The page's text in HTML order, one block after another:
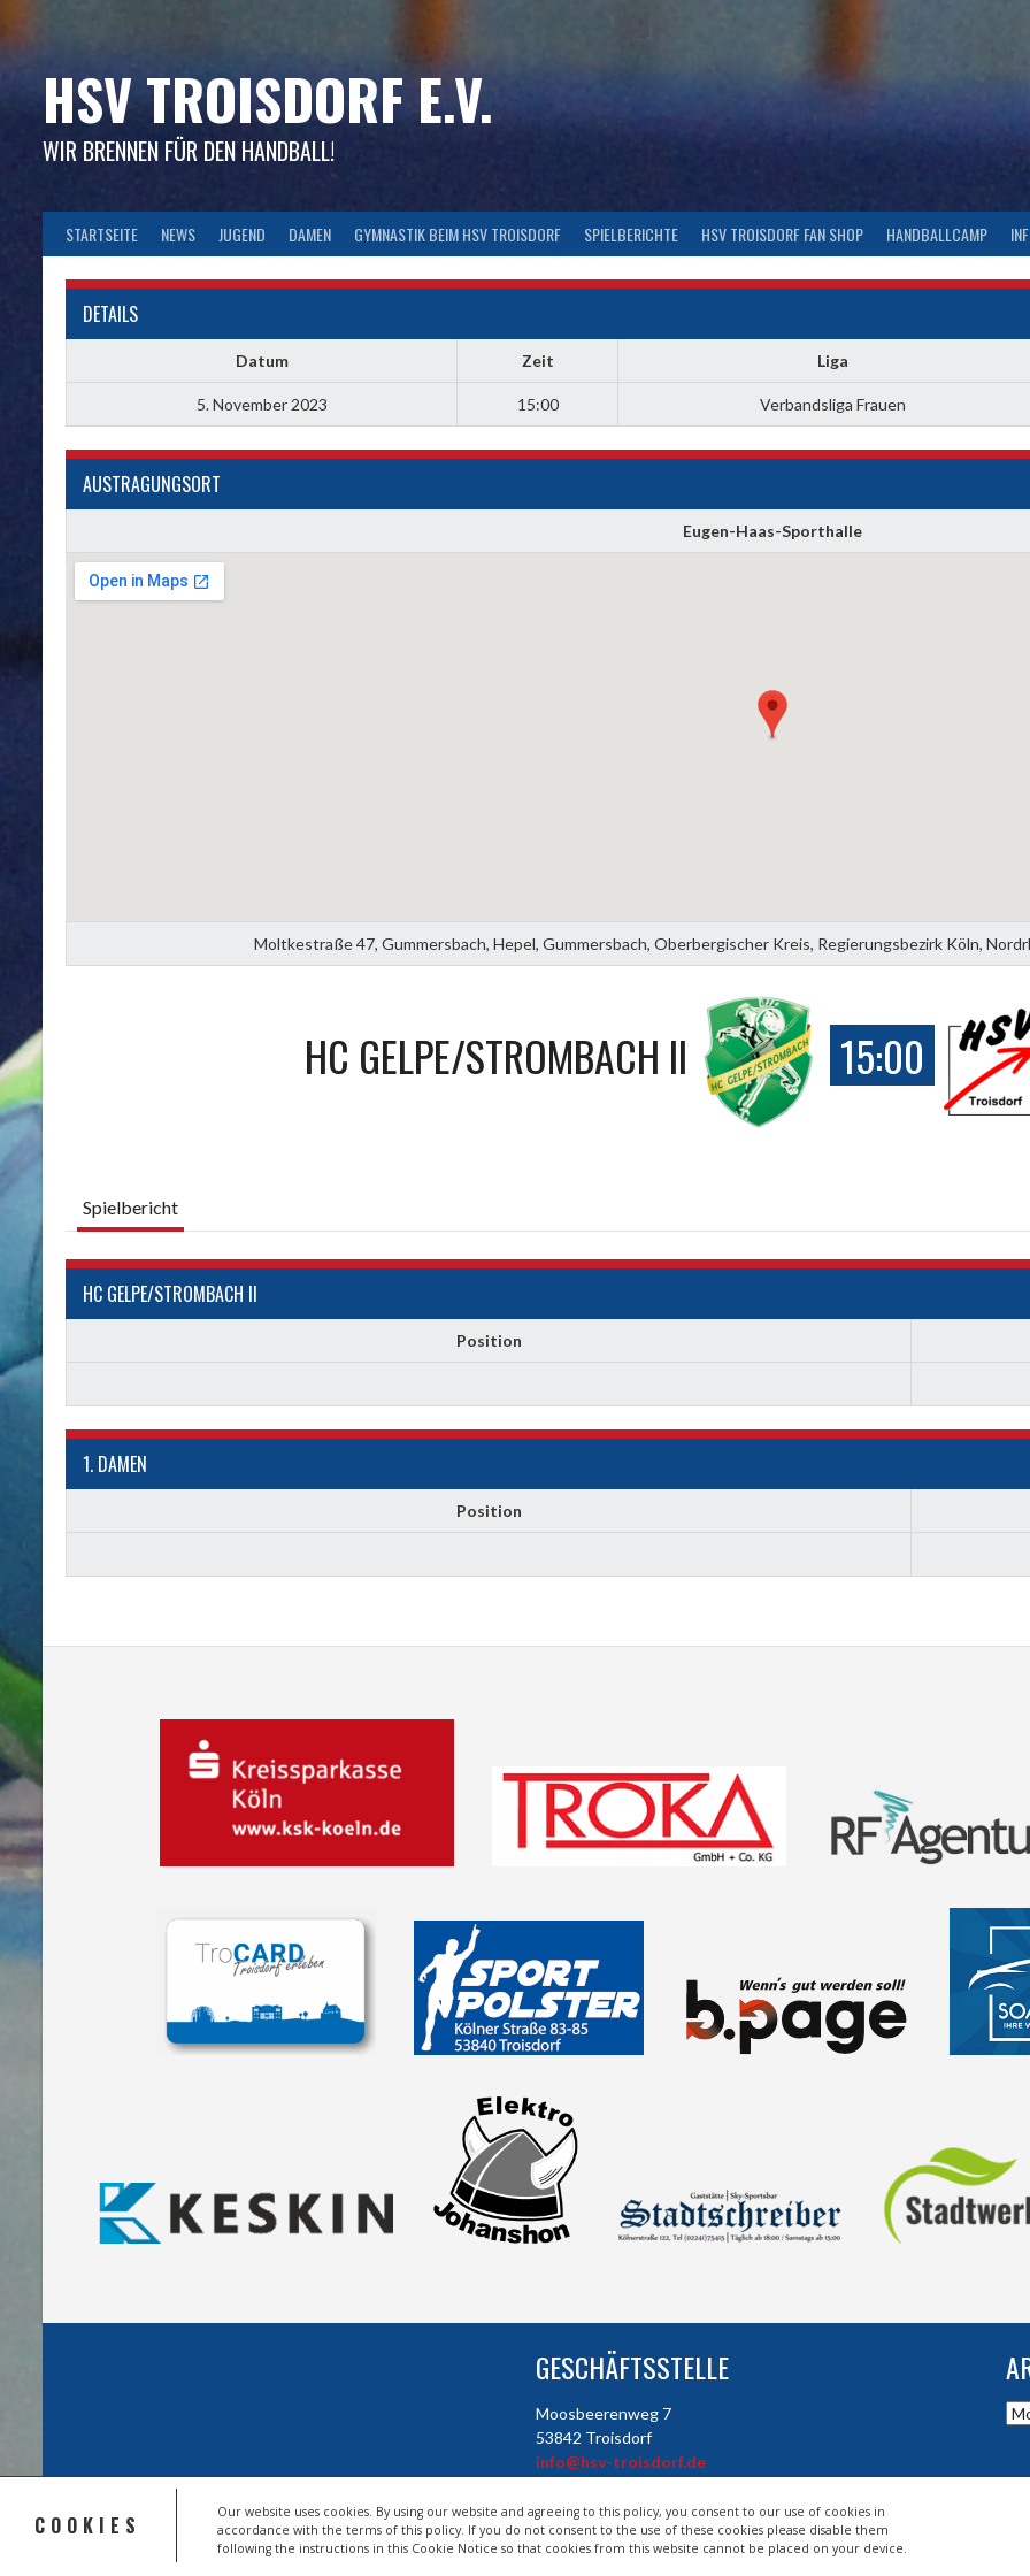
COOKIES
Our website uses cookies. By using our website and agreeing to this policy, you consent to our use of cookies in
accordance with the terms of this policy. If you do not consent to the use of these cookies please disable them
following the instructions in this Cookie Notice so that cookies from this website cannot be placed on your device.
to
HSV TROISDORF E.V.
WIR BRENNEN FÜR DEN HANDBALL!
STARTSEITE NEWS JUGEND DAMEN GYMNASTIK BEIM HSV TROISDORF SPIELBERICHTE HSV TROISDORF FAN SHOP HANDBALLCAMP
DETAILS
Datum Zeit Liga
5. November 2023 15:00 Verbandsliga Frauen
AUSTRAGUNGSORT
Eugen-Haas-Sporthalle
Moltkestraße 47, Gummersbach, Hepel, Gummersbach, Oberbergischer Kreis, Regierungsbezirk Köln,
HC GELPE/STROMBACH II 15:00
Spielbericht
HC GELPE/STROMBACH II
Position
1. DAMEN
Position
GESCHÄFTSSTELLE
Moosbeerenweg 7
53842 Troisdorf
info@hsv-troisdorf.de
© 2026 HSV TROISDORF E.V.